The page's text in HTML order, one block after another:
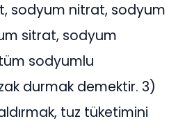
sodyum nitrat, sodyum
sitrat, sodyum
sodyumlu
durmak demektir. 3)
tuz tüketimini